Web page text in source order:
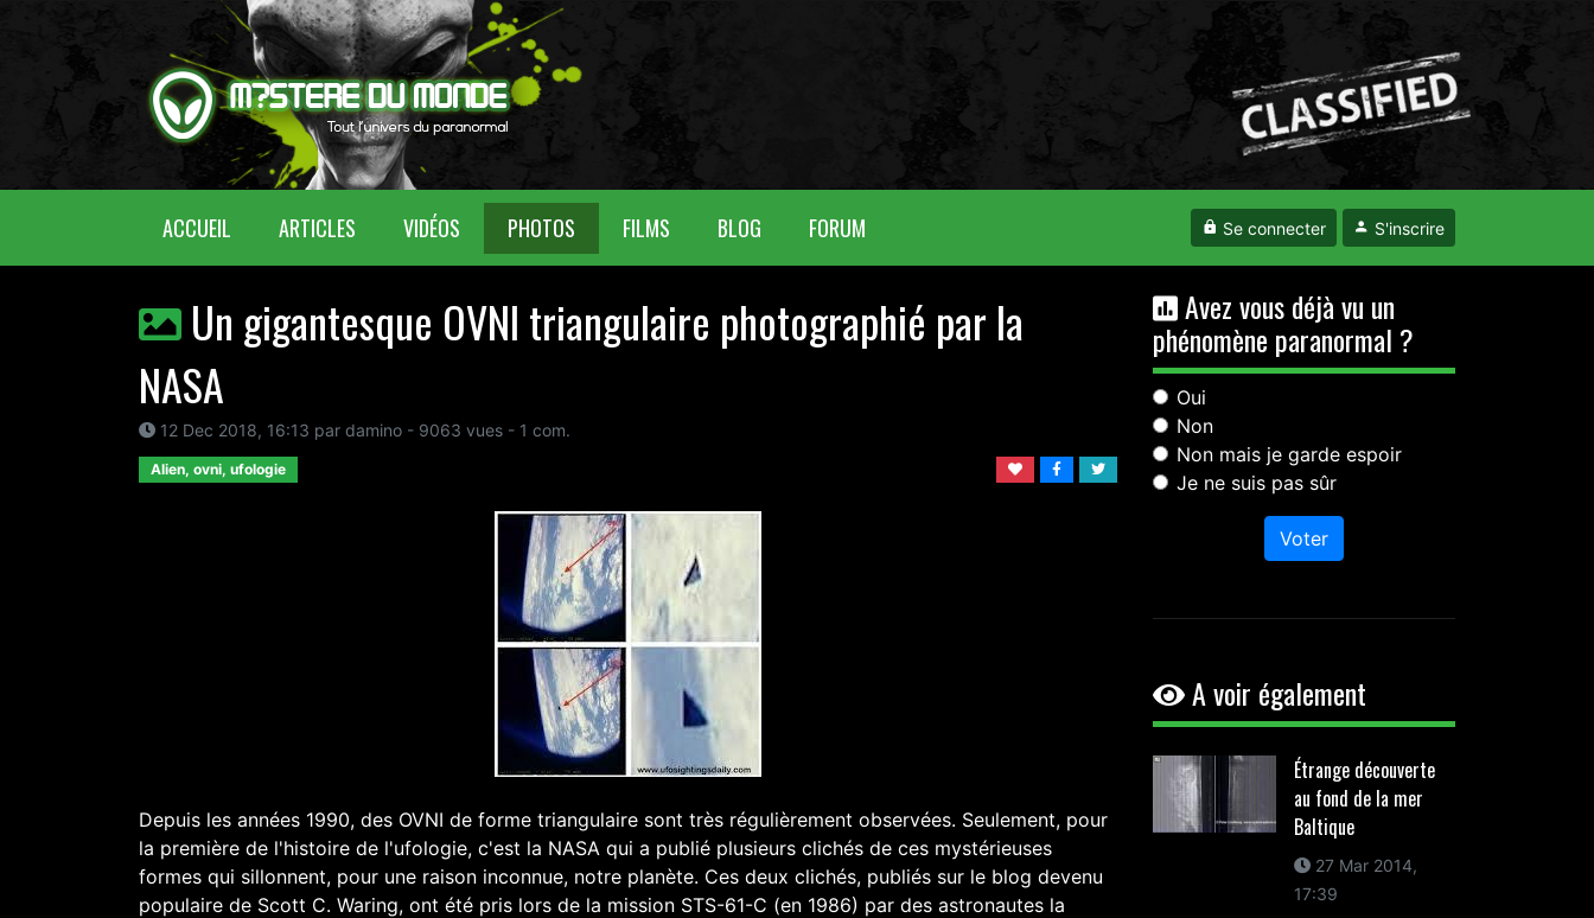
ACCUEIL (CURRENT)ARTICLES VIDÉOS PHOTOS FILMS BLOG FORUM Se connecter S'inscrire
Un gigantesque OVNI triangulaire photographié par la
NASA
12 Dec 2018, 16:13 par damino - 9063 vues - 1 com.
Alien, ovni, ufologie
Depuis les années 1990, des OVNI de forme triangulaire sont très régulièrement observées. Seulement, pour
la première de l'histoire de l'ufologie, c'est la NASA qui a publié plusieurs clichés de ces mystérieuses
formes qui sillonnent, pour une raison inconnue, notre planète. Ces deux clichés, publiés sur le blog devenu
populaire de Scott C. Waring, ont été pris lors de la mission STS-61-C (en 1986) par des astronautes la
Avez vous déjà vu un
phénomène paranormal ?
Oui
Non
Non mais je garde espoir
Je ne suis pas sûr
Voter
A voir également
Étrange découverte
au fond de la mer
Baltique
27 Mar 2014,
17:39